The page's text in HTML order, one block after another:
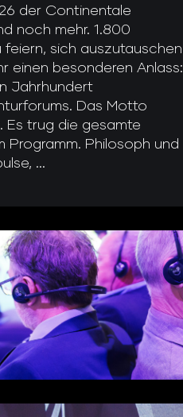
der Continentale
noch mehr. 1.800
feiern, sich auszutauschen
einen besonderen Anlass:
Jahrhundert
Das Motto
Es trug die gesamte
Philosoph und
...